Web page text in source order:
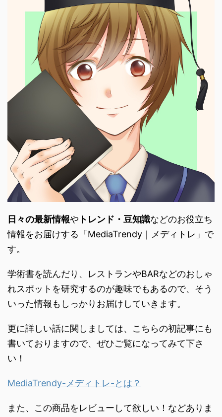
日々の最新情報や トレンド・ 豆知識などのお役立ち
情報をお届けする「 MediaTrendy｜メディトレ」で
す。
学術書を読んだり、 レストランやBARなどのおしゃ
れスポットを研究するのが趣味でもあるので、 そう
いった情報もしっかりお届けしていきます。
更に詳しい話に関しましては、こちらの初記事にも
書いておりますので、ぜひご覧になってみて下さ
い！
MediaTrendy-メディトレ-とは？
また、この商品をレビューして欲しい！などありま